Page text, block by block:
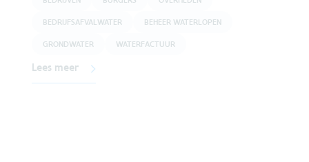
BEDRIJFSAFVALWATER BEHEER WATERLOPEN
GRONDWATER WATERFACTUUR
Lees meer